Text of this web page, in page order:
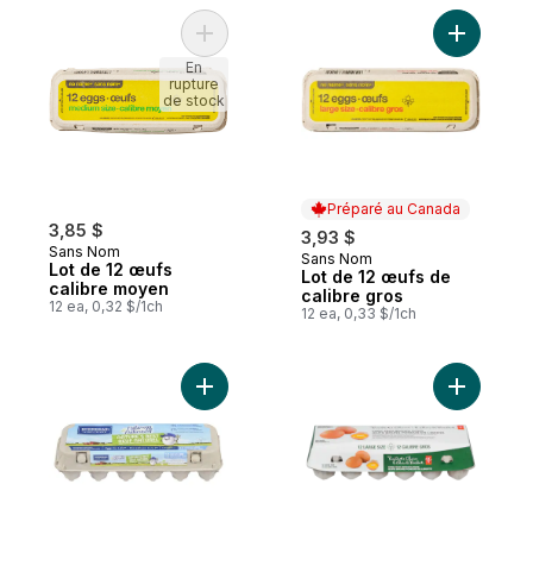
3,85 $
Sans Nom
Lot de 12 œufs
calibre moyen
12 ea, 0,32 $/1ch
Ajouter Lot de 12 œufs calibre moyen au
En
rupture
de stock
Préparé au Canada
3,93 $
Préparé au Canada
Sans Nom
Lot de 12 œufs de
calibre gros
12 ea, 0,33 $/1ch
Ajouter
Ajouter Nature'S Best Oeufs Gros au
Ajouter